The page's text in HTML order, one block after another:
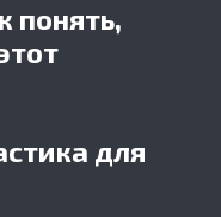
понять,
для